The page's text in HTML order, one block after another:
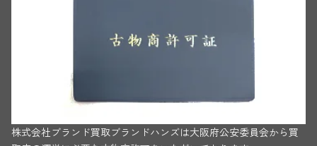
株式会社ブランド買取ブランドハンズは大阪府公安委員会から買